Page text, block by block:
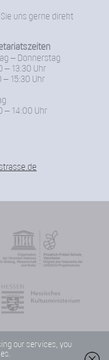
uns gerne direkt
– Donnerstag
– 13:30 Uhr
– 15:30 Uhr
– 14:00 Uhr
our services, you